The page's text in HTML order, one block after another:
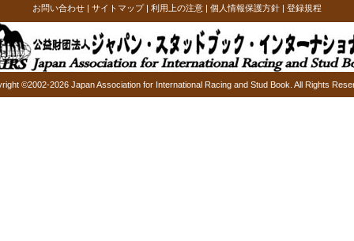
お問い合わせ | サイトマップ| 利用上の注意 | 個人情報保護方針 | 登録規程
©2002-2026 Japan Association for International Racing and Stud Book. All Rights